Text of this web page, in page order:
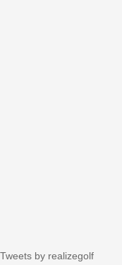
Tweets by realizegolf